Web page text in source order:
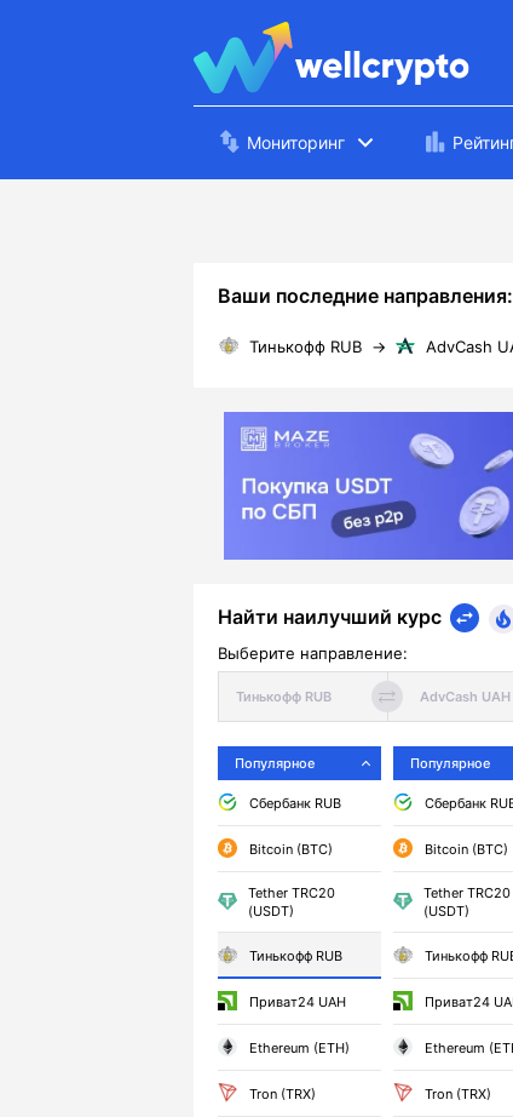
Мониторинг
Ваши последние направления:
Тинькофф RUB → AdvCash
Найти наилучший курс
Выберите направление:
Популярное
Сбербанк RUB
Bitcoin (BTC)
Tether TRC20
(USDT)
Тинькофф RUB
Приват24 UAH
Ethereum (ETH)
Tron (TRX)
Популярное
Сбербанк
Bitcoin (BTC)
Tether TRC20
(USDT)
Тинькофф
Приват24
Ethereum
Tron (TRX)